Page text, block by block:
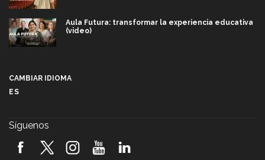
Aula Futura: transformar la experiencia educativa
(video)
2026! (video)
CAMBIAR IDIOMA
ES
Síguenos